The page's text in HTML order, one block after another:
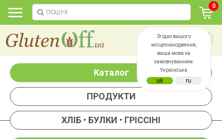
Згідно вашого
місцезнаходження,
ваша мова за
замовчуванням:
Українська
0
Каталог
ПРОДУКТИ
ХЛІБ • БУЛКИ • ГРІССІНІ